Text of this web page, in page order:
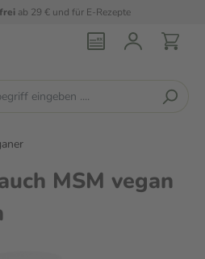
ab 29 € und für E-Rezepte
MSM vegan